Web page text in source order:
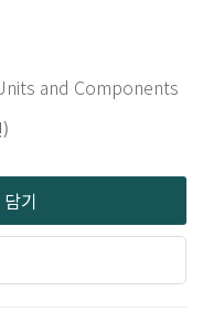
and Components
기